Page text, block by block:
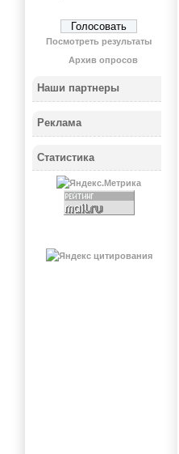
Посмотреть результаты
Архив опросов
Наши партнеры
Реклама
Статистика